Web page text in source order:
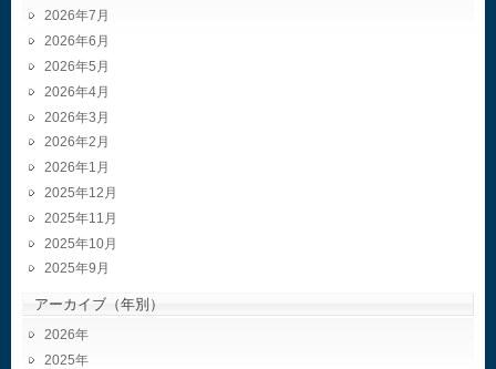
2026年7月
2026年6月
2026年5月
2026年4月
2026年3月
2026年2月
2026年1月
2025年12月
2025年11月
2025年10月
2025年9月
アーカイブ（年別）
2026
2025